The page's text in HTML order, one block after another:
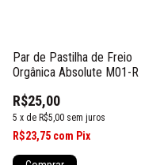
Par de Pastilha de Freio
Orgânica Absolute M01-R
R$25,00
5 x de R$5,00 sem juros
R$23,75 com Pix